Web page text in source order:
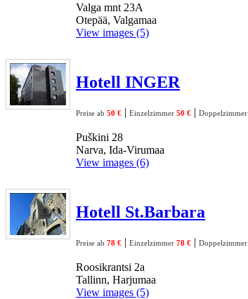
Valga mnt 23A
Otepää, Valgamaa
View images (5)
Hotell INGER
Preise ab 50 € | Einzelzimmer 50 € | Doppelzimmer
Puškini 28
Narva, Ida-Virumaa
View images (6)
Hotell St.Barbara
Preise ab 78 € | Einzelzimmer 78 € | Doppelzimmer
Roosikrantsi 2a
Tallinn, Harjumaa
View images (5)